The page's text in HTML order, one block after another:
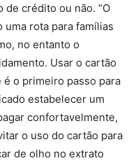
de crédito ou não. “O
rota para famílias
no entanto o
Usar o cartão
o primeiro passo para
estabelecer um
confortavelmente,
o uso do cartão para
de olho no extrato